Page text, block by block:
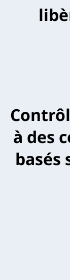
à des
basés